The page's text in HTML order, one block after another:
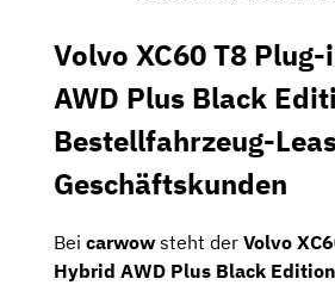
Volvo XC60 T8
AWD Plus Black
Bestellfahrzeug-
Geschäftskunden
Bei carwow steht der Volvo
Hybrid AWD Plus Black